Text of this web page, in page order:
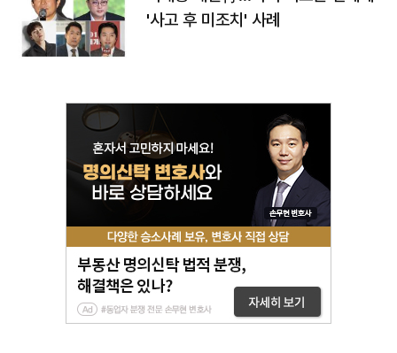
'사고 후 미조치' 사례